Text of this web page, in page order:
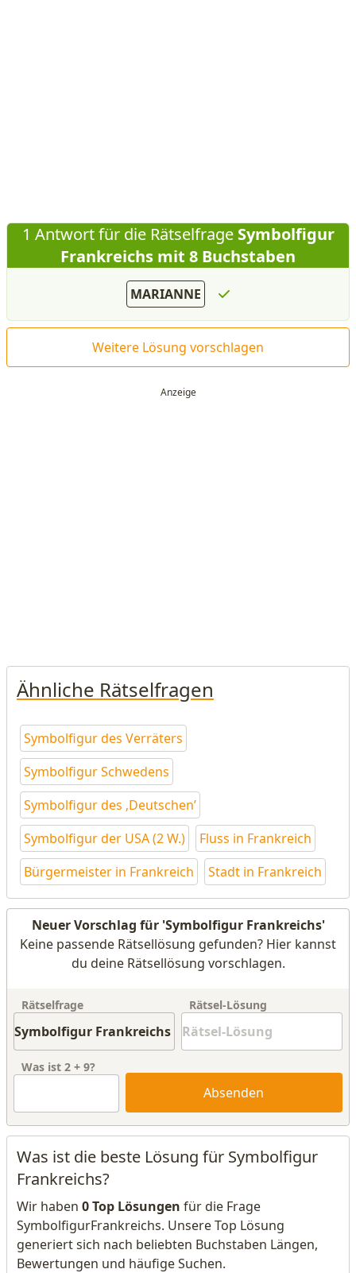
1 Antwort für die RätselfrageSymbolfigur
Frankreichs mit 8 Buchstaben
MARIANNE
Weitere Lösung vorschlagen
Ähnliche Rätselfragen
Symbolfigur des Verräters
Symbolfigur Schwedens
Symbolfigur des ‚Deutschen’
Symbolfigur der USA (2 W.)
Fluss in Frankreich
Bürgermeister in Frankreich
Stadt in Frankreich
Neuer Vorschlag für 'Symbolfigur Frankreichs'
Keine passende Rätsellösung gefunden? Hier kannst
du deine Rätsellösung vorschlagen.
Rätselfrage Rätsel-Lösung
Was ist 2 + 9?
Absenden
Was ist die beste Lösung für Symbolfigur
Frankreichs?
Wir haben 0 Top Lösungen für die Frage
SymbolfigurFrankreichs. Unsere Top Lösung
generiert sich nach beliebten Buchstaben Längen,
Bewertungen und häufige Suchen.